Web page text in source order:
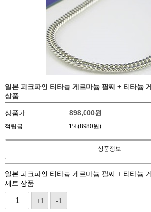
일본 피크파인 티타늄 게르마늄 팔찌 + 티타늄
상품
상품가 898,000원
적립금 1%(8980원)
상품정보
일본 피크파인 티타늄 게르마늄 팔찌 + 티타늄
세트 상품
+1 -1